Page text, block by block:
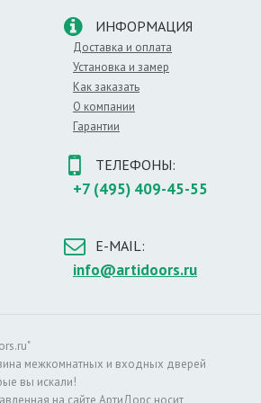
каркаса используются прочные породы
внутреннее пространство заполняется
элементами. Наружным покрытием
плиты, которые покрываются слоем
строение обеспечивает все
достоинства дверей.
является классикой. Это
решение для любого интерьера:
в которых можно установить
офисе.
хорошо сочетается с более
материалами. Не менее
ИНФОРМАЦИЯ
Доставка и оплата
Установка и замер
Как заказать
О компании
Гарантии
ТЕЛЕФОНЫ:
+7 (495) 409-45-55
E-MAIL:
info@artidoors.ru
межкомнатных и входных дверей
вы искали!
на сайте АртиДорс носит